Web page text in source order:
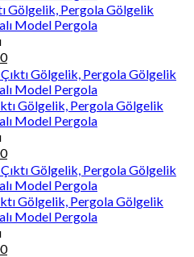
Gölgelik, Pergola Gölgelik
Model Pergola
Şu
andaki
fiyat:
₺87.000,00.
Gölgelik, Pergola Gölgelik
Model Pergola
Şu
andaki
fiyat:
₺86.565,00.
Gölgelik, Pergola Gölgelik
Model Pergola
Şu